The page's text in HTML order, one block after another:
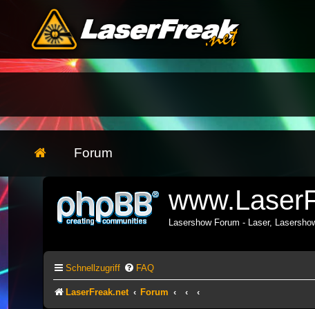
Forum
Lasershow Forum - Laser,
Schnellzugriff FAQ
LaserFreak.net Forum